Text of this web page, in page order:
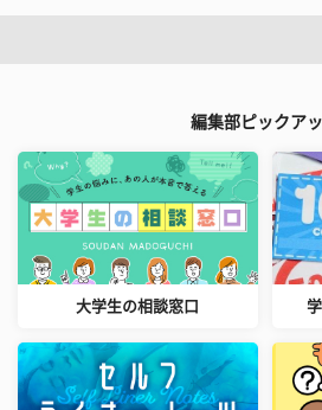
編集部ピックア
大学生の相談窓口